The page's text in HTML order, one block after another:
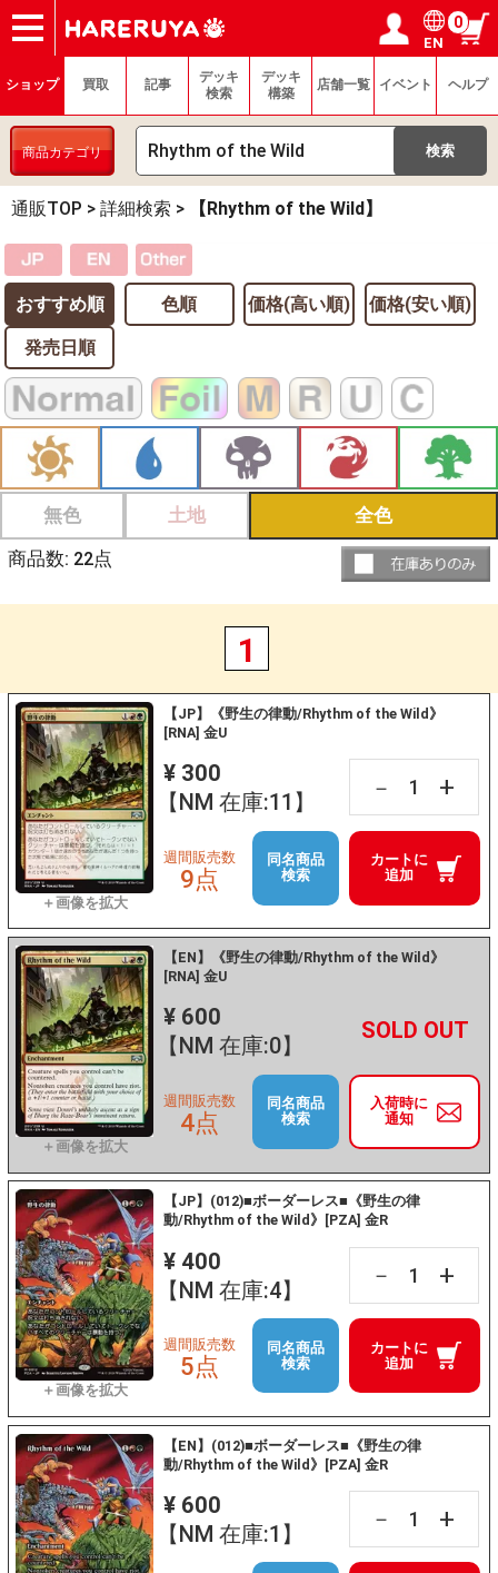
ショップ
買取
記事
デッキ検索
デッキ構築
選手一覧
店舗一覧
イベント
ヘルプ
お問い合わせ ログイン／会員登録
マイページ
EN
0
ショップ 買取 記事
デッキ
検索
デッキ
構築
店舗一覧 イベント ヘルプ
商品カテゴリ
通販TOP > 詳細検索 > 【Rhythm of the Wild】
おすすめ順 色順 価格(高い順) 価格(安い順)
発売日順
無色 土地 全色
商品数: 22点
1
【JP】《野生の律動/Rhythm of the Wild》
[RNA] 金U
¥ 300
【NM 在庫:11】
－ +
カートに
追加
週間販売数
9点
同名商品
検索
【EN】《野生の律動/Rhythm of the Wild》
[RNA] 金U
¥ 600
【NM 在庫:0】
－ +
入荷時に
通知
週間販売数
4点
同名商品
検索
【JP】(012)■ボーダーレス■《野生の律
動/Rhythm of the Wild》[PZA] 金R
¥ 400
【NM 在庫:4】
－ +
カートに
追加
週間販売数
5点
同名商品
検索
【EN】(012)■ボーダーレス■《野生の律
動/Rhythm of the Wild》[PZA] 金R
¥ 600
【NM 在庫:1】
－ +